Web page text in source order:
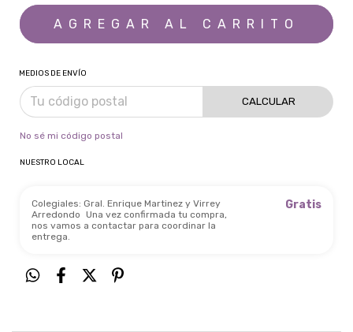
MEDIOS DE ENVÍO
CALCULAR
No sé mi código postal
NUESTRO LOCAL
Colegiales: Gral. Enrique Martinez y Virrey
Arredondo Una vez confirmada tu compra,
nos vamos a contactar para coordinar la
entrega.
Gratis